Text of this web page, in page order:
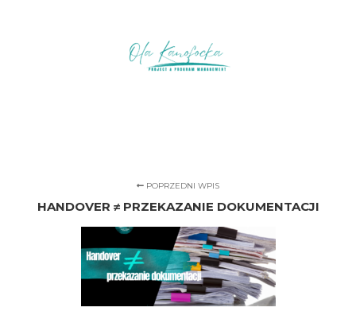
POPRZEDNI WPIS
HANDOVER ≠ PRZEKAZANIE DOKUMENTACJI